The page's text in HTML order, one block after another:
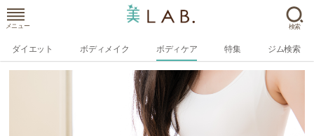
メニュー 検索
ダイエット ボディメイク ボディケア 特集 ジム検索